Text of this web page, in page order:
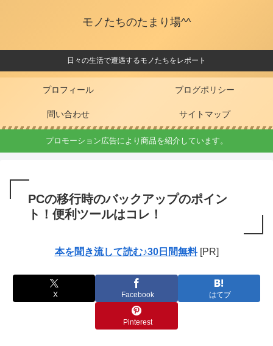
モノたちのたまり場^^
日々の生活で遭遇するモノたちをレポート
プロフィール ブログポリシー
問い合わせ サイトマップ
プロモーション広告により商品を紹介しています。
PCの移行時のバックアップのポイン
ト！便利ツールはコレ！
本を聞き流して読む♪30日間無料[PR]
X Facebook はてブ
Pinterest